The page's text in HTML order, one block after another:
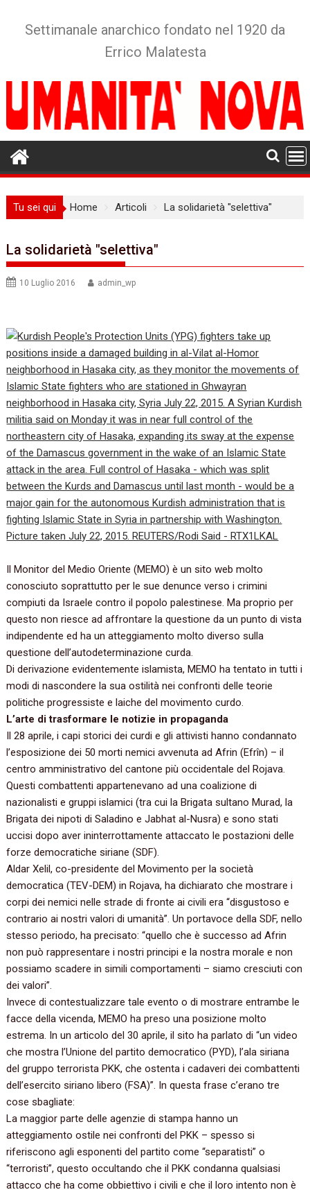
Settimanale anarchico fondato nel 1920 da
Errico Malatesta
Tu sei qui Home Articoli La solidarietà "selettiva"
La solidarietà "selettiva"
10 Luglio 2016 admin_wp
Il Monitor del Medio Oriente‭ (‬MEMO‭) ‬è un sito web molto
conosciuto soprattutto per le sue denunce verso i crimini
compiuti da Israele contro il popolo palestinese.‭ ‬Ma proprio per
questo non riesce ad affrontare la questione da un punto di vista
indipendente ed ha un atteggiamento molto diverso sulla
questione dell’autodeterminazione curda.
Di derivazione evidentemente islamista,‭ ‬MEMO ha tentato in tutti i
modi di nascondere la sua ostilità nei confronti delle teorie
politiche progressiste e laiche del movimento curdo.
L’arte di trasformare le notizie in propaganda
Il‭ ‬28‭ ‬aprile,‭ ‬i capi storici dei curdi e gli attivisti hanno condannato
l’esposizione dei‭ ‬50‭ ‬morti nemici avvenuta ad Afrin‭ (‬Efrîn‭) – ‬il
centro amministrativo del cantone più occidentale del Rojava.‭
‬Questi combattenti appartenevano ad una coalizione di
nazionalisti e gruppi islamici‭ (‬tra cui la Brigata sultano Murad,‭ ‬la
Brigata dei nipoti di Saladino e Jabhat al-Nusra‭) ‬e sono stati
uccisi dopo aver ininterrottamente attaccato le postazioni delle
forze democratiche siriane‭ (‬SDF‭)‬.
Aldar Xelil,‭ ‬co-presidente del Movimento per la società
democratica‭ (‬TEV-DEM‭) ‬in Rojava,‭ ‬ha dichiarato che mostrare i
corpi dei nemici nelle strade di fronte ai civili era‭ “‬disgustoso e
contrario ai nostri valori di umanità‭”‬.‭ ‬Un portavoce della SDF,‭ ‬nello
stesso periodo,‭ ‬ha precisato:‭ “‬quello che è successo ad Afrin
non può rappresentare i nostri principi e la nostra morale e non
possiamo scadere in simili comportamenti‭ – ‬siamo cresciuti con
dei valori‭”‬.
Invece di contestualizzare tale evento o di mostrare entrambe le
facce della vicenda,‭ ‬MEMO ha preso una posizione molto
estrema.‭ ‬In un articolo del‭ ‬30‭ ‬aprile,‭ ‬il sito ha parlato di‭ “‬un video
che mostra l’Unione del partito democratico‭ (‬PYD‭)‬,‭ ‬l’ala siriana
del gruppo terrorista PKK,‭ ‬che ostenta i cadaveri dei combattenti
dell’esercito siriano libero‭ (‬FSA‭)”‬.‭ ‬In questa frase c’erano tre
cose sbagliate:
La maggior parte delle agenzie di stampa hanno un
atteggiamento ostile nei confronti del PKK‭ – ‬spesso si
riferiscono agli esponenti del partito come‭ “‬separatisti‭” ‬o‭
“‬terroristi‭”‬,‭ ‬questo occultando che il PKK condanna qualsiasi
attacco che ha come obbiettivo i civili e che il loro intento non è